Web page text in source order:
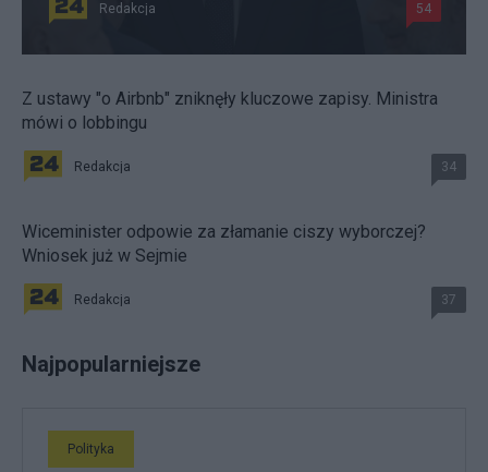
Redakcja 54
Z ustawy "o Airbnb" zniknęły kluczowe zapisy. Ministra
mówi o lobbingu
Redakcja 34
Wiceminister odpowie za złamanie ciszy wyborczej?
Wniosek już w Sejmie
Redakcja 37
Najpopularniejsze
Polityka